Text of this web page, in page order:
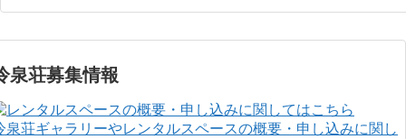
泉荘募集情報
泉荘ギャラリーやレンタルスペースの概要・申し込みに関し